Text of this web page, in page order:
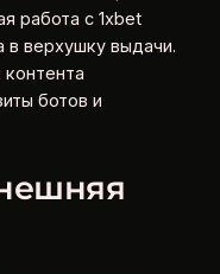
работа с 1xbet
в верхушку выдачи.
ботов и